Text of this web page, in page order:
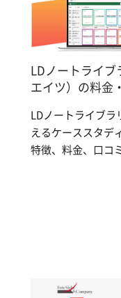
LDノートライ
エイツ）の料金
LDノートライブ
えるケーススタデ
特徴、料金、口コ